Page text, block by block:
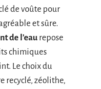
de voûte pour
et sûre.
de l’eau repose
chimiques
Le choix du
recyclé, zéolithe,